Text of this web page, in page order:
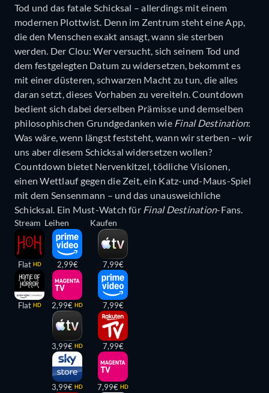
Tod und das fatale Schicksal – allerdings mit einem
modernen Plottwist. Denn im Zentrum steht eine App,
die den Menschen exakt ansagt, wann sie sterben
werden. Der Clou: Wer versucht, sich seinem Tod und
dem festgelegten Datum zu widersetzen, bekommt es
mit einer düsteren, schwarzen Macht zu tun, die alles
daran setzt, dieses Vorhaben zu vereiteln. Countdown
bedient sich dabei derselben Prämisse und demselben
philosophischen Grundgedanken wie Final Destination:
Was wäre, wenn längst feststeht, wann wir sterben – wir
uns aber diesem Schicksal widersetzen wollen?
Countdown bietet Nervenkitzel, tödliche Visionen,
einen Wettlauf gegen die Zeit, ein Katz-und-Maus-Spiel
mit dem Sensenmann – und das unausweichliche
Schicksal. Ein Must-Watch für Final Destination-Fans.
Stream
Flat HD
Flat HD
Leihen
2,99€
2,99€ HD
3,99€ HD
3,99€ HD
Kaufen
7,99€
7,99€
7,99€
7,99€ HD